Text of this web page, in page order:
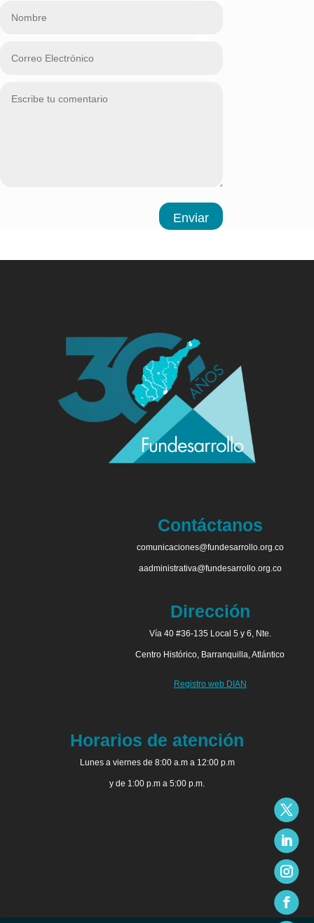
Enviar
Contáctanos
comunicaciones@fundesarrollo.org.co
aadministrativa@fundesarrollo.org.co
Dirección
Vía 40 #36-135 Local 5 y 6, Nte.
Centro Histórico, Barranquilla, Atlántico
Registro web DIAN
Horarios de atención
Lunes a viernes de 8:00 a.m a 12:00 p.m
y de 1:00 p.m a 5:00 p.m.